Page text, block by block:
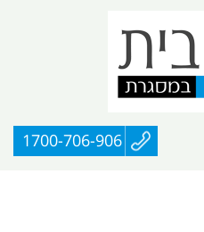
1700-706-906